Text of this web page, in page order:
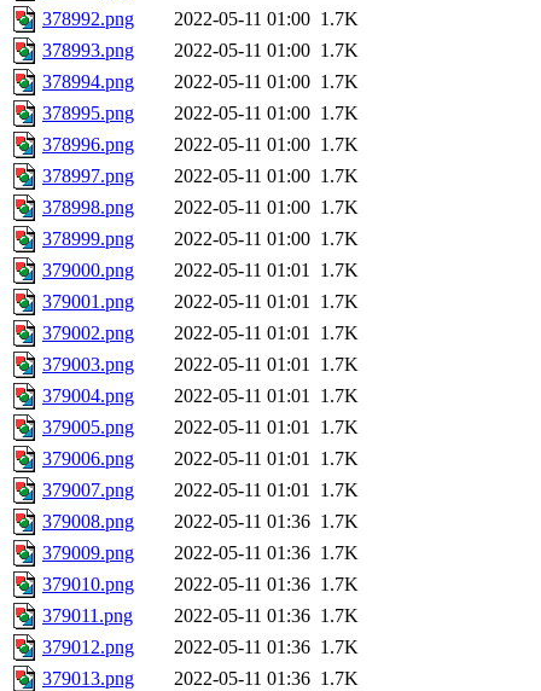
378992.png
2022-05-11 01:00 1.7K
378993.png
2022-05-11 01:00 1.7K
378994.png
2022-05-11 01:00 1.7K
378995.png
2022-05-11 01:00 1.7K
378996.png
2022-05-11 01:00 1.7K
378997.png
2022-05-11 01:00 1.7K
378998.png
2022-05-11 01:00 1.7K
378999.png
2022-05-11 01:00 1.7K
379000.png
2022-05-11 01:01 1.7K
379001.png
2022-05-11 01:01 1.7K
379002.png
2022-05-11 01:01 1.7K
379003.png
2022-05-11 01:01 1.7K
379004.png
2022-05-11 01:01 1.7K
379005.png
2022-05-11 01:01 1.7K
379006.png
2022-05-11 01:01 1.7K
379007.png
2022-05-11 01:01 1.7K
379008.png
2022-05-11 01:36 1.7K
379009.png
2022-05-11 01:36 1.7K
379010.png
2022-05-11 01:36 1.7K
379011.png
2022-05-11 01:36 1.7K
379012.png
2022-05-11 01:36 1.7K
379013.png
2022-05-11 01:36 1.7K